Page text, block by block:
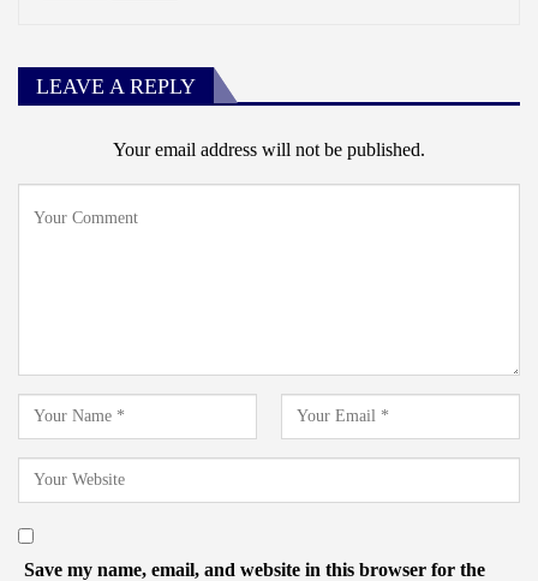
LEAVE A REPLY
Your email address will not be published.
Save my name, email, and website in this browser for the